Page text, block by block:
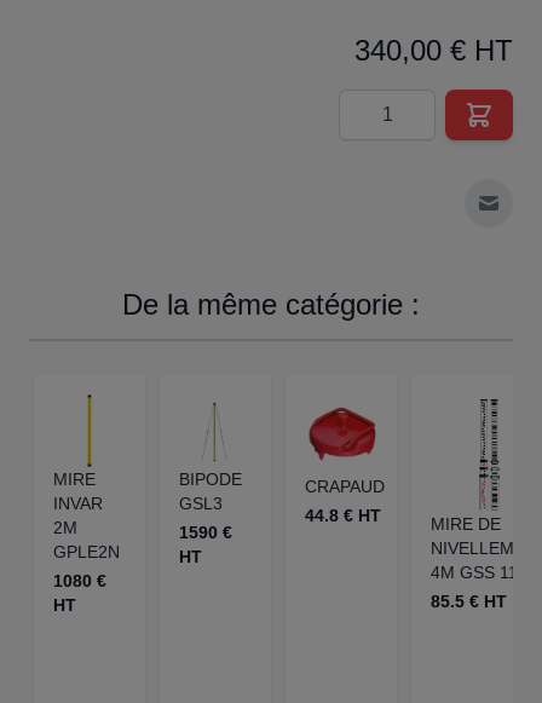
340,00 € HT
Quantité
De la même catégorie :
MIRE
INVAR
2M
GPLE2N
1080 €
HT
BIPODE
GSL3
1590 €
HT
CRAPAUD
44.8 € HT
MIRE DE
4M GSS 112-3
85.5 € HT